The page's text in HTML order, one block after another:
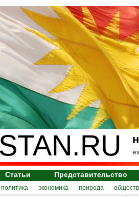
Статьи Представительство
политика экономика природа